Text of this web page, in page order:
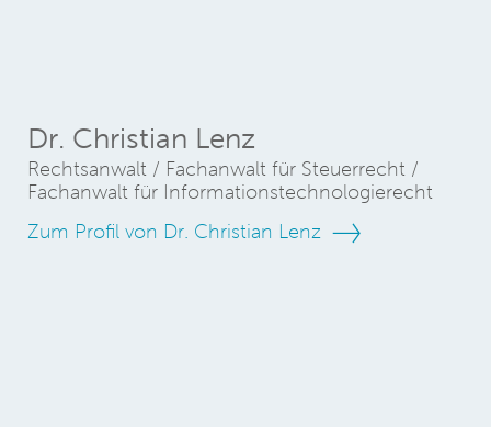
Dr. Christian Lenz
Rechtsanwalt / Fachanwalt für Steuerrecht /
Fachanwalt für Informationstechnologierecht
Zum Profil von Dr. Christian Lenz